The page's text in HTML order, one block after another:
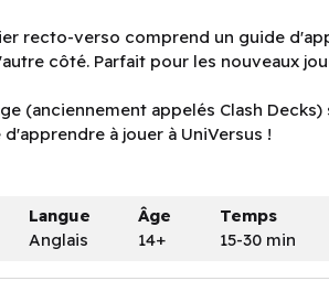
recto-verso comprend un guide
côté. Parfait pour les nouveaux
(anciennement appelés Clash
à jouer à UniVersus !
Langue
Anglais
Âge
14+
Temps
15-30 min